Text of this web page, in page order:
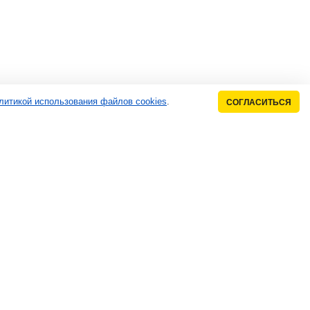
использования файлов cookies. СОГЛАСИТЬСЯ